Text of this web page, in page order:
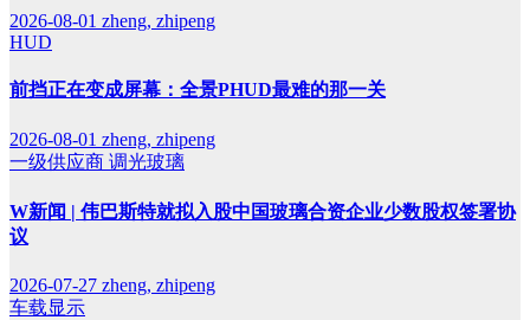
2026-08-01 zheng, zhipeng
HUD
前挡正在变成屏幕：全景PHUD最难的那一关
2026-08-01 zheng, zhipeng
一级供应商 调光玻璃
W新闻 | 伟巴斯特就拟入股中国玻璃合资企业少数股权签署协
议
2026-07-27 zheng, zhipeng
车载显示